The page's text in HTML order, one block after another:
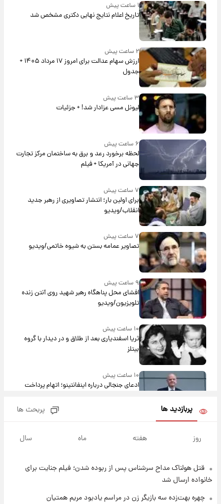
۱ ساعت پیش
تاریخ اعلام نتایج نهایی دکتری مشخص شد
۲ ساعت پیش
ارزش سهام عدالت برای امروز ۱۷ مرداد ۱۴۰۵ +
جدول
۳ ساعت پیش
لیونل مسی عزادار شد! + جزئیات
۶ ساعت پیش
لحظه برخورد رعد و برق به ساختمان مرکز تجارت
جهانی در آمریکا + فیلم
۷ ساعت پیش
برای اولین بار؛ انتشار تصاویری از رهبر جدید
انقلاب/ویدیو
۷ ساعت پیش
تصاویر عمامه بستن به شیوه خاتمی/ویدیو
۹ ساعت پیش
افشای محل پناهگاه‌ رهبر شهید روی آنتن زنده
تلویزیون/ویدیو
۱۰ ساعت پیش
ثریا اسفندیاری بعد از طلاق و در دیدار با گروه
بیتلز
۱۰ ساعت پیش
ادعای جنجالی درباره اینفانتینو؛ اتهام پرداخت
آلزایمر و زوال عقل افزایش می‌یابد؟
۱۰ ساعت پیش
پربازدید ها پربحث ها
روز هفته ماه سال
قتل هولناک مداح سرشناس پس از ربوده شدن؛ فیلم جنایت برای
خانواده ارسال شد
چهره بهت‌زده سه بازیگر زن در مراسم یادبود مریم همتیان